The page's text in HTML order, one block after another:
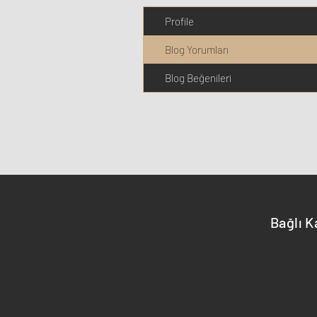
Profile
Blog Yorumları
Blog Beğenileri
Bağlı